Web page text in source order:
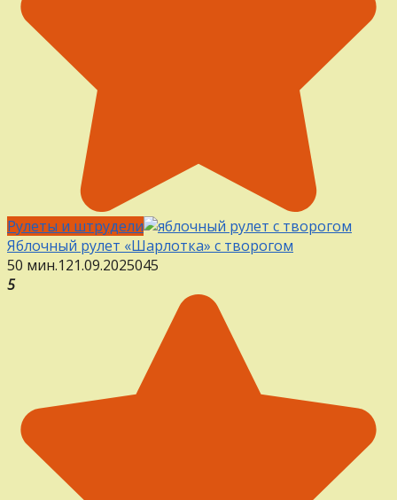
Рулеты и штрудели
Яблочный рулет «Шарлотка» с творогом
50 мин.121.09.2025045
5